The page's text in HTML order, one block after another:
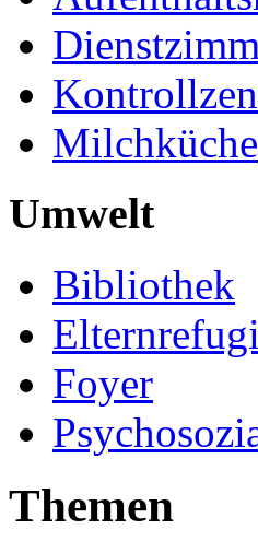
Milchküche
Umwelt
Bibliothek
Foyer
Themen